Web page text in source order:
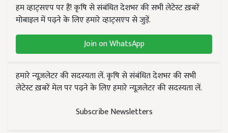
हम व्हाट्सएप पर हैं! कृषि से संबंधित देशभर की सभी लेटेस्ट ख़बरें
मोबाइल में पढ़ने के लिए हमारे व्हाट्सएप से जुड़ें.
Join on WhatsApp
हमारे न्यूज़लेटर की सदस्यता लें. कृषि से संबंधित देशभर की सभी
लेटेस्ट ख़बरें मेल पर पढ़ने के लिए हमारे न्यूज़लेटर की सदस्यता लें.
Subscribe Newsletters